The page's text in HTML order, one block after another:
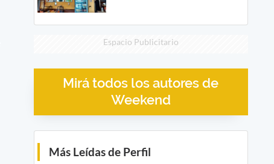
Espacio Publicitario
Mirá todos los autores de
Weekend
Más Leídas de Perfil